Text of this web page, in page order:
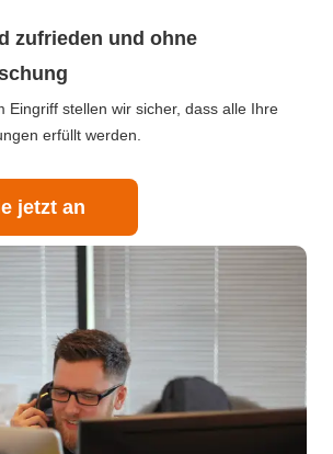
zufrieden und ohne
Eingriff stellen wir sicher, dass alle Ihre
erfüllt werden.
jetzt an